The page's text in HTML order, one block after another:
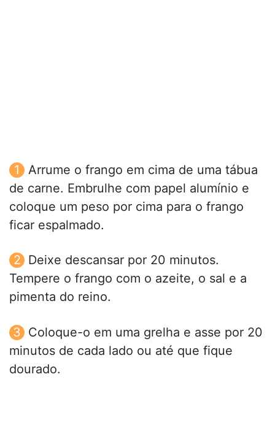
Arrume o frango em cima de uma tábua
de carne. Embrulhe com papel alumínio e
coloque um peso por cima para o frango
ficar espalmado.
Deixe descansar por 20 minutos.
Tempere o frango com o azeite, o sal e a
pimenta do reino.
Coloque-o em uma grelha e asse por 20
minutos de cada lado ou até que fique
dourado.